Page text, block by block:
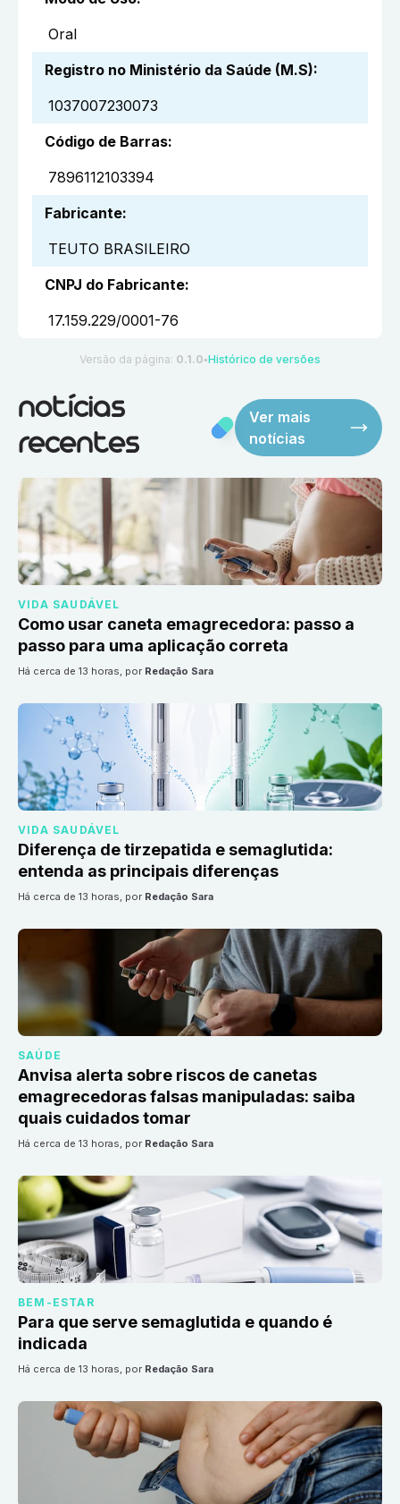
Oral
Registro no Ministério da Saúde (M.S):
1037007230073
Código de Barras:
7896112103394
Fabricante:
TEUTO BRASILEIRO
CNPJ do Fabricante:
17.159.229/0001-76
Versão da página: 0.1.0 ●Histórico de versões
notícias
recentes
Ver mais
notícias
VIDA SAUDÁVEL
Como usar caneta emagrecedora: passo a
passo para uma aplicação correta
há cerca de 13 horas, por Redação Sara
VIDA SAUDÁVEL
Diferença de tirzepatida e semaglutida:
entenda as principais diferenças
há cerca de 13 horas, por Redação Sara
SAÚDE
Anvisa alerta sobre riscos de canetas
emagrecedoras falsas manipuladas: saiba
quais cuidados tomar
há cerca de 13 horas, por Redação Sara
BEM-ESTAR
Para que serve semaglutida e quando é
indicada
há cerca de 13 horas, por Redação Sara